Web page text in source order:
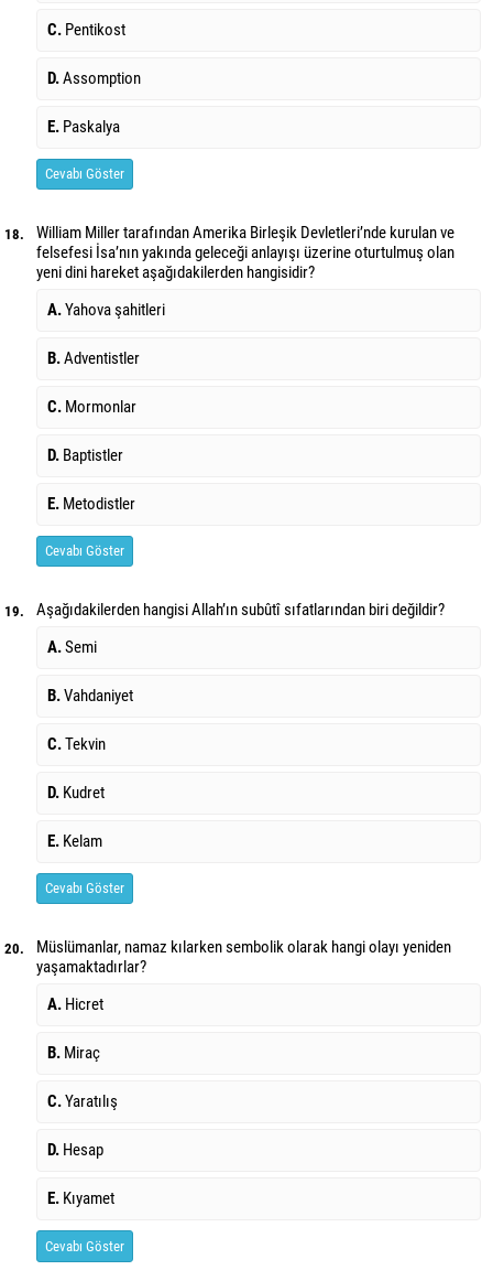
C. Pentikost
D.Assomption
E. Paskalya
Cevabı Göster
18.
William Miller tarafından Amerika Birleşik Devletleri’nde kurulan ve
felsefesi İsa’nın yakında geleceği anlayışı üzerine oturtulmuş olan
yeni dini hareket aşağıdakilerden hangisidir?
A.Yahova şahitleri
B.Adventistler
C. Mormonlar
D. Baptistler
E. Metodistler
Cevabı Göster
19.
Aşağıdakilerden hangisi Allah’ın subûtî sıfatlarından biri değildir?
A.Semi
B.Vahdaniyet
C.Tekvin
D. Kudret
E. Kelam
Cevabı Göster
20.
Müslümanlar, namaz kılarken sembolik olarak hangi olayı yeniden
yaşamaktadırlar?
A. Hicret
B. Miraç
C.Yaratılış
D. Hesap
E. Kıyamet
Cevabı Göster